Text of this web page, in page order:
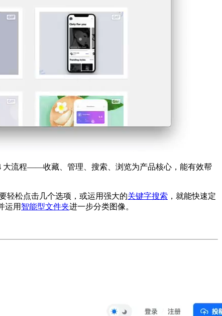
大流程——收藏、管理、搜索、浏览为产品核心，能有效帮
轻松点击几个选项，或运用强大的关键字搜索 ，就能快速定
运用 智能型文件夹进一步分类图像。